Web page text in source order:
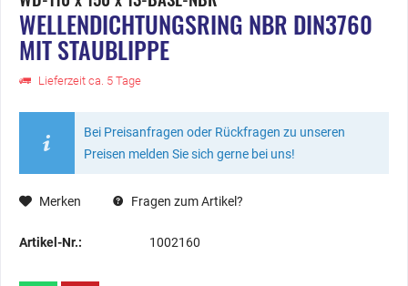
WELLENDICHTUNGSRING NBR DIN3760
MIT STAUBLIPPE
Lieferzeit ca. 5 Tage
Bei Preisanfragen oder Rückfragen zu unseren
Preisen melden Sie sich gerne bei uns!
Merken Fragen zum Artikel?
Artikel-Nr.: 1002160